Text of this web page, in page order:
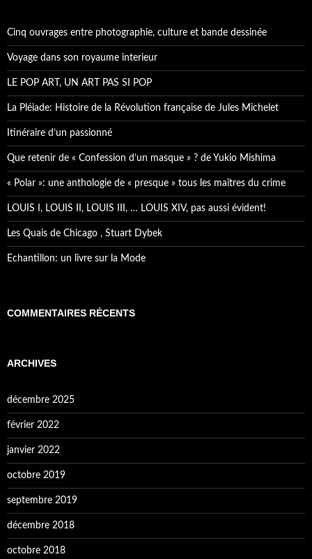
h
e
r
Cinq ouvrages entre photographie, culture et bande dessinée
Voyage dans son royaume interieur
LE POP ART, UN ART PAS SI POP
La Pléiade: Histoire de la Révolution française de Jules Michelet
Itinéraire d’un passionné
Que retenir de « Confession d’un masque » ? de Yukio Mishima
« Polar »: une anthologie de « presque » tous les maîtres du crime
LOUIS I, LOUIS II, LOUIS III, … LOUIS XIV, pas aussi évident!
Les Quais de Chicago , Stuart Dybek
Echantillon: un livre sur la Mode
COMMENTAIRES RÉCENTS
ARCHIVES
décembre 2025
février 2022
janvier 2022
octobre 2019
septembre 2019
décembre 2018
octobre 2018